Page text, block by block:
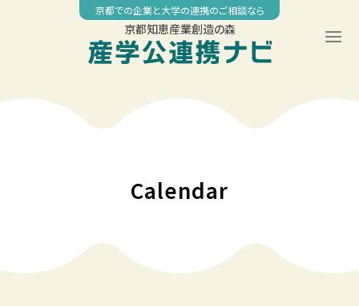
京都での企業と大学の連携のご相談なら
京都知恵産業創造の森
Calendar
04:00